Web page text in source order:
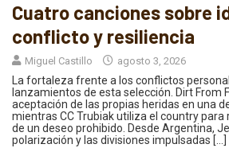
Cuatro canciones sobre
conflicto y resiliencia
Miguel Castillo agosto 3, 2026
La fortaleza frente a los conflictos
lanzamientos de esta selección. Dirt From
aceptación de las propias heridas en una
mientras CC Trubiak utiliza el country
de un deseo prohibido. Desde Argentina,
polarización y las divisiones impulsadas […]